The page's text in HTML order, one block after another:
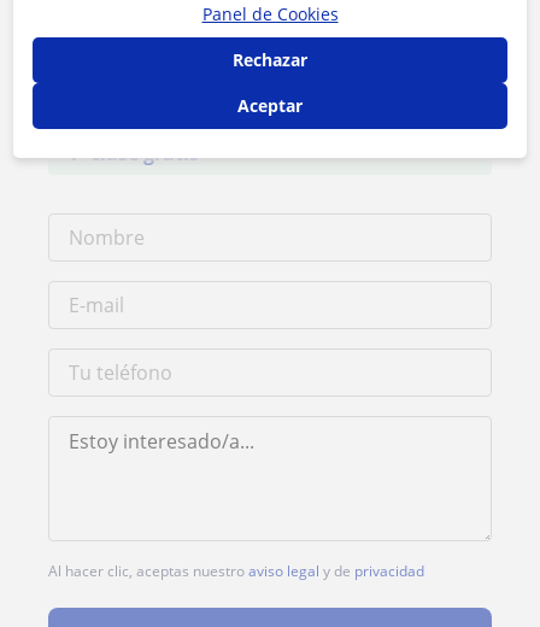
Contacta con Manuel
1ª clase gratis
Al hacer clic, aceptas nuestroaviso legal y de privacidad
Panel de Cookies
Rechazar
Aceptar